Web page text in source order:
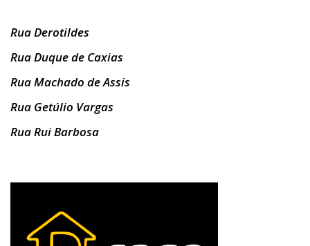
Rua Derotildes
Rua Duque de Caxias
Rua Machado de Assis
Rua Getúlio Vargas
Rua Rui Barbosa